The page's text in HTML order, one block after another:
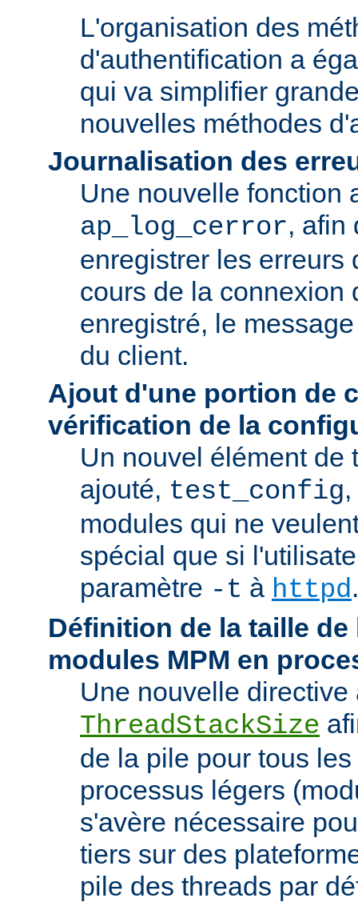
L'organisation des
d'authentification a
qui va simplifier
nouvelles méthodes
Journalisation des
Une nouvelle fonction
ap_log_cerror, afin
enregistrer les erreurs
cours de la connexion
enregistré, le
du client.
Ajout d'une portion de
vérification de la
Un nouvel élément de
ajouté, test_config
modules qui ne
spécial que si
paramètre -t à httpd.
Définition de la taille
modules MPM en
Une nouvelle directive
ThreadStackSize
de la pile pour tous
processus légers
s'avère nécessaire
tiers sur des
pile des threads par